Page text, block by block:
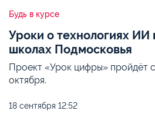
Будь в курсе
Уроки о технологиях ИИ
школах Подмосковья
Проект «Урок цифры» пройдёт
октября.
18 сентября 12:52